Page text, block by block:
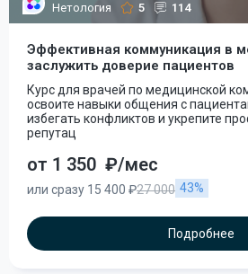
Нетология 5 114
Эффективная коммуникация в
заслужить доверие пациентов
Курс для врачей по медицинской
освоите навыки общения с
избегать конфликтов и укрепите
репутац
от 1 350 ₽/мес
или сразу 15 400 ₽27 000 43%
Подробнее